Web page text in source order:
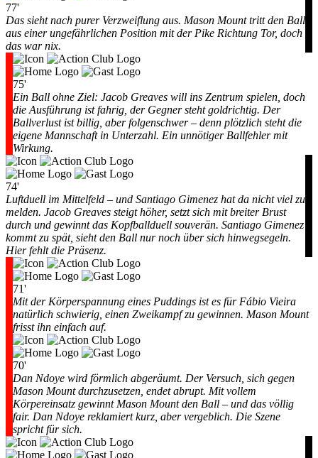
77'
Das sieht nach purer Verzweiflung aus. Mason Mount tritt den Ball
aus einer ungefährlichen Position mit der Pike Richtung Tor, doch
das war nix.
75'
Ein Ball ohne Ziel: Jacob Greaves will ins Zentrum spielen, doch
die Ausführung ist fahrig, der Gegner steht goldrichtig. Der
Ballverlust ist billig, aber folgenschwer – denn plötzlich steht die
eigene Mannschaft in Unterzahl. Ein unnötiger Ballfehler mit
Wirkung.
74'
Luftduell im Mittelfeld – und Santiago Gimenez hat da nicht viel zu
melden. Jacob Greaves steigt höher, setzt sich mit breiter Brust
durch und gewinnt das Kopfballduell souverän. Santiago Gimenez
kommt zu spät, sieht den Ball nur noch über sich hinwegsegeln.
Hier fehlt die Präsenz.
71'
Mit der Körperspannung eines Puddings ist es für Fábio Vieira
natürlich schwierig, einen Zweikampf zu gewinnen. Mason Mount
frisst ihn einfach auf.
70'
Dan Ndoye wird förmlich abgeräumt. Der Versuch, sich gegen
Mason Mount durchzusetzen, endet abrupt. Mit vollem
Körpereinsatz gewinnt Mason Mount den Ball – und das völlig
fair. Dan Ndoye reklamiert kurz, aber vergeblich. Die Szene
spricht für sich.